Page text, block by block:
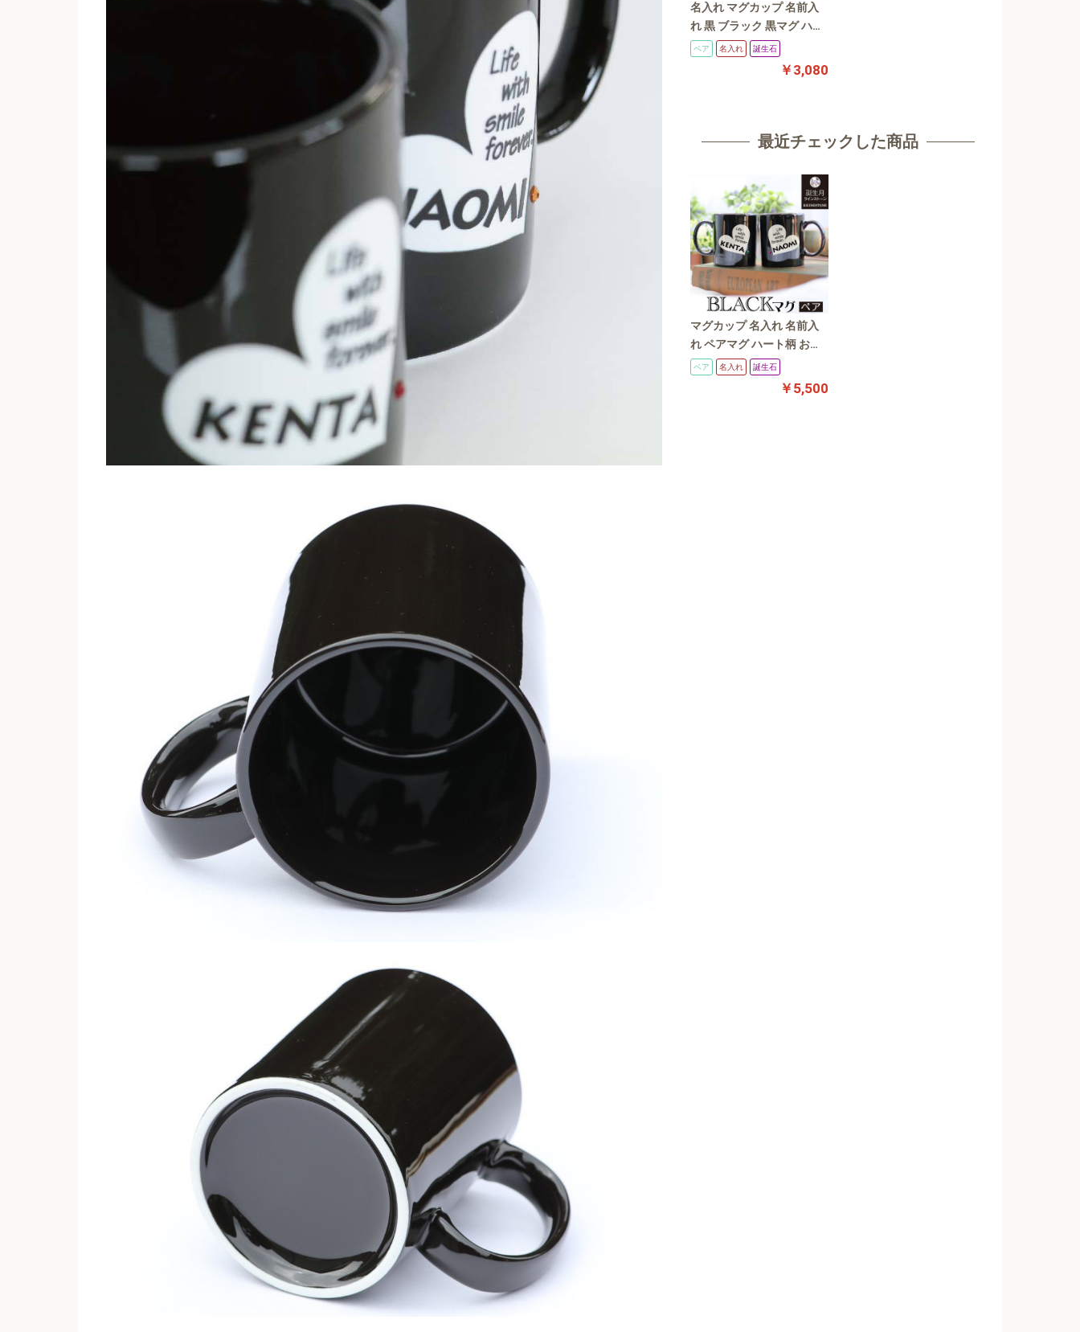
名入れ マグカップ 名前入
れ 黒 ブラック 黒マグ ハー
ト 可愛いマグカップ 【ラ
ッピング無料】/名入れ/彫
刻/誕生日/結婚祝い/クリス
ペア 名入れ 誕生石
￥3,080
最近チェックした商品
マグカップ 名入れ 名前入
れ ペアマグ ハート柄 お揃
い カップル ペア （誕生石
スワロフスキー）コップ マ
グ 記念日 結婚記念 誕生日
ペア 名入れ 誕生石
￥5,500